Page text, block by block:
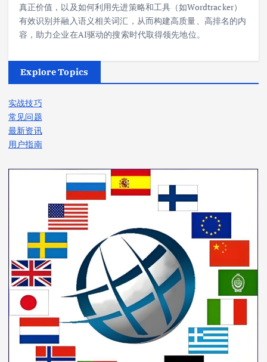
真正价值，以及如何利用先进策略和工具（如Wordtracker）
有效识别并融入语义相关词汇，从而构建高质量、高排名的内
容，助力企业在AI驱动的搜索时代取得领先地位。
Explore Topics
实战技巧
常见问题
最新资讯
用户指南